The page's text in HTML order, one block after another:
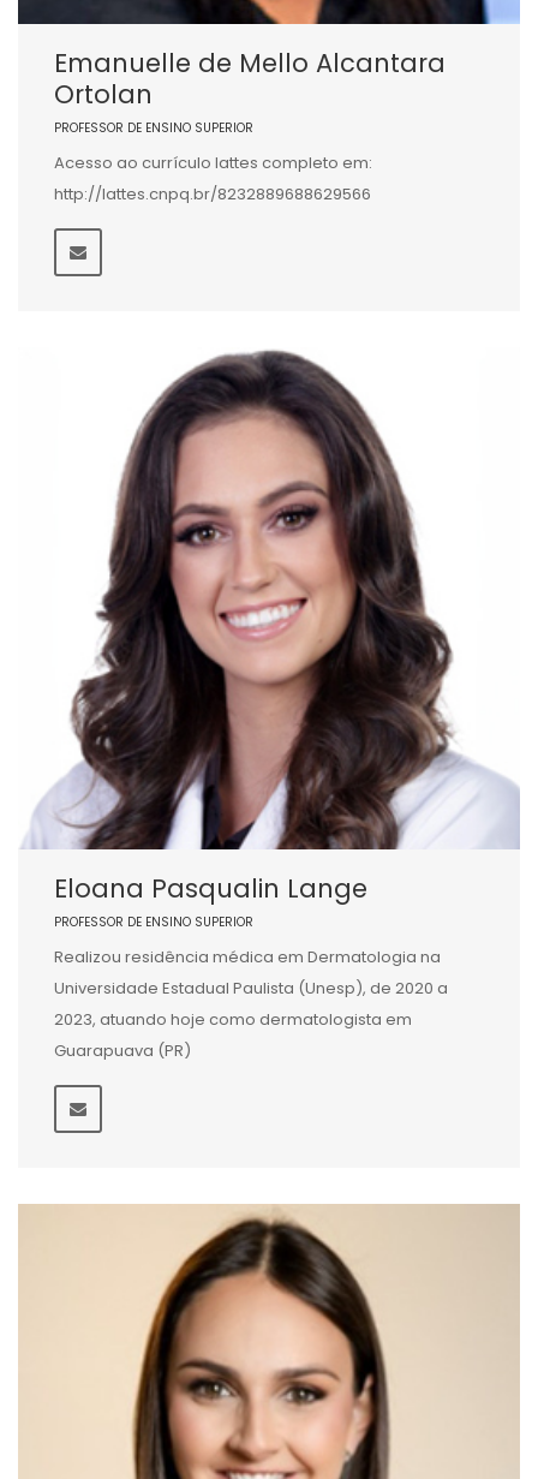
Emanuelle de Mello Alcantara
Ortolan
PROFESSOR DE ENSINO SUPERIOR
Acesso ao currículo lattes completo em:
http://lattes.cnpq.br/8232889688629566
Eloana Pasqualin Lange
PROFESSOR DE ENSINO SUPERIOR
Realizou residência médica em Dermatologia na
Universidade Estadual Paulista (Unesp), de 2020 a
2023, atuando hoje como dermatologista em
Guarapuava (PR)